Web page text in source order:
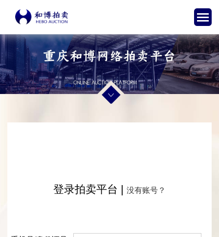
登录拍卖平台 | 没有账号？